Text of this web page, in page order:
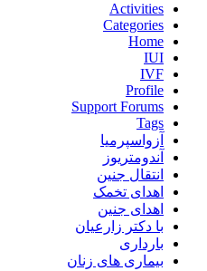
Activities
Categories
Home
IUI
IVF
Profile
Support Forums
Tags
آزواسپرمیا
آندومتریوز
انتقال جنین
اهدای تخمک
اهدای جنین
با دکتر زارعیان
بارداری
بیماری های زنان